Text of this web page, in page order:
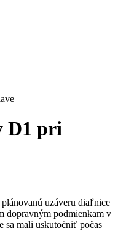
D1 pri
uzáveru diaľnice
dopravným podmienkam v
sa mali uskutočniť počas